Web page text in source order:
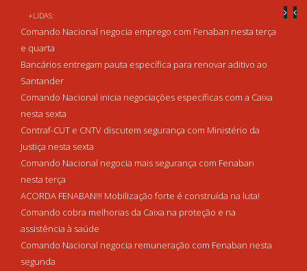
+LIDAS:
Comando Nacional negocia emprego com Fenaban nesta terça
e quarta
Bancários entregam pauta específica para renovar aditivo ao
Santander
Comando Nacional inicia negociações específicas com a Caixa
nesta sexta
Contraf-CUT e CNTV discutem segurança com Ministério da
Justiça nesta sexta
Comando Nacional negocia mais segurança com Fenaban
nesta terça
ACORDA FENABAN!!! Mobilização forte é construída na luta!
Comando cobra melhorias da Caixa na proteção e na
assistência à saúde
Comando Nacional negocia remuneração com Fenaban nesta
segunda